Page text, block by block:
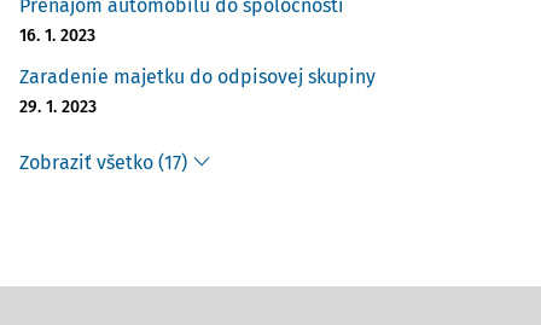
Prenájom automobilu do spoločnosti
16. 1. 2023
Zaradenie majetku do odpisovej skupiny
29. 1. 2023
Zobraziť všetko (17)